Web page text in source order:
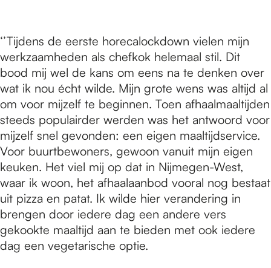
p
a
g
e
‘’Tijdens de eerste horecalockdown vielen mijn
werkzaamheden als chefkok helemaal stil. Dit
bood mij wel de kans om eens na te denken over
wat ik nou écht wilde. Mijn grote wens was altijd al
om voor mijzelf te beginnen. Toen afhaalmaaltijden
steeds populairder werden was het antwoord voor
mijzelf snel gevonden: een eigen maaltijdservice.
Voor buurtbewoners, gewoon vanuit mijn eigen
keuken. Het viel mij op dat in Nijmegen-West,
waar ik woon, het afhaalaanbod vooral nog bestaat
uit pizza en patat. Ik wilde hier verandering in
brengen door iedere dag een andere vers
gekookte maaltijd aan te bieden met ook iedere
dag een vegetarische optie.